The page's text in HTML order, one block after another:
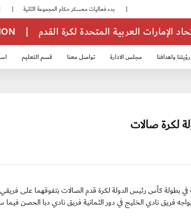
| الإمارات العربية المتحدة لكرة القدم
رؤيتنا واهدافنا مجلس الادارة تواصل معنا قسم التعليم
لكرة صالات
دور الثمانية في بطولة كأس رئيس الدولة لكرة قدم الصالات بتفوقهما على فريقي
فريق نادي الخليج في دور الثمانية فريق نادي دبا الحصن فيما